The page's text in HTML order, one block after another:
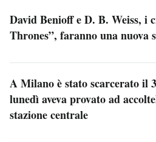
David Benioff e D. B. Weiss, i
Thrones”, faranno una nuova
A Milano è stato scarcerato il
lunedì aveva provato ad
stazione centrale